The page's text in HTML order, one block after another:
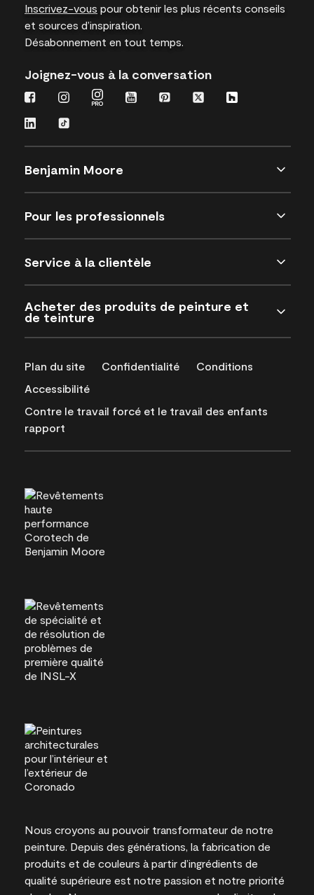
Inscrivez-vous pour obtenir les plus récents conseils
et sources d’inspiration.
Désabonnement en tout temps.
Joignez-vous à la conversation
Benjamin Moore
Pour les professionnels
Service à la clientèle
Acheter des produits de peinture et
de teinture
Plan du site Confidentialité
Conditions
Accessibilité
Contre le travail forcé et le travail des enfants
rapport
Nous croyons au pouvoir transformateur de notre
peinture. Depuis des générations, la fabrication de
produits et de couleurs à partir d’ingrédients de
qualité supérieure est notre passion et notre priorité